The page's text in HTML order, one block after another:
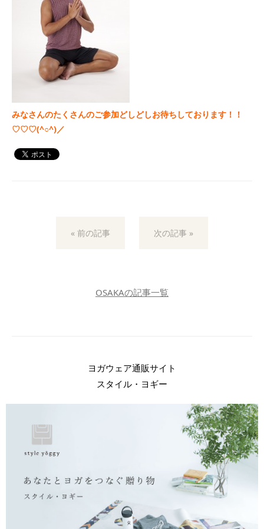
みなさんのたくさんのご参加どしどしお待ちしております！！
♡♡♡(^○^)／
« 前の記事 次の記事 »
OSAKAの記事一覧
ヨガウェア通販サイト
スタイル・ヨギー